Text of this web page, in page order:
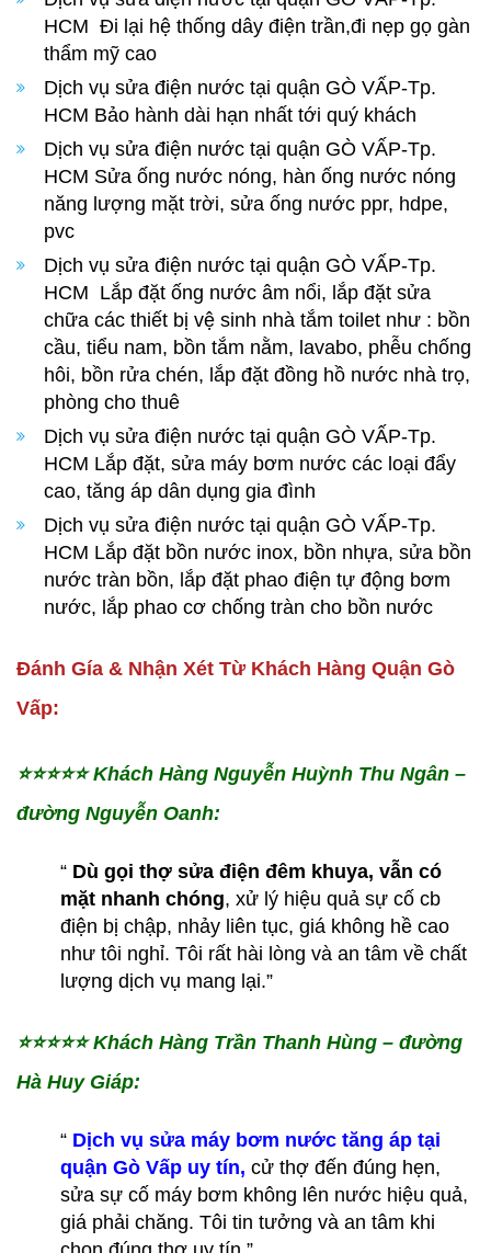
HCM Đi lại hệ thống dây điện trần,đi nẹp gọ gàn
thẩm mỹ cao
Dịch vụ sửa điện nước tại quận GÒ VẤP-Tp.
HCM Bảo hành dài hạn nhất tới quý khách
Dịch vụ sửa điện nước tại quận GÒ VẤP-Tp.
HCM Sửa ống nước nóng, hàn ống nước nóng
năng lượng mặt trời, sửa ống nước ppr, hdpe,
pvc
Dịch vụ sửa điện nước tại quận GÒ VẤP-Tp.
HCM Lắp đặt ống nước âm nổi, lắp đặt sửa
chữa các thiết bị vệ sinh nhà tắm toilet như : bồn
cầu, tiểu nam, bồn tắm nằm, lavabo, phễu chống
hôi, bồn rửa chén, lắp đặt đồng hồ nước nhà trọ,
phòng cho thuê
Dịch vụ sửa điện nước tại quận GÒ VẤP-Tp.
HCM Lắp đặt, sửa máy bơm nước các loại đẩy
cao, tăng áp dân dụng gia đình
Dịch vụ sửa điện nước tại quận GÒ VẤP-Tp.
HCM Lắp đặt bồn nước inox, bồn nhựa, sửa bồn
nước tràn bồn, lắp đặt phao điện tự động bơm
nước, lắp phao cơ chống tràn cho bồn nước
Đánh Gía & Nhận Xét Từ Khách Hàng Quận Gò
Vấp:
⭐️⭐️⭐️⭐️⭐️ Khách Hàng Nguyễn Huỳnh Thu Ngân –
đường Nguyễn Oanh:
“ Dù gọi thợ sửa điện đêm khuya, vẫn có
mặt nhanh chóng, xử lý hiệu quả sự cố cb
điện bị chập, nhảy liên tục, giá không hề cao
như tôi nghỉ. Tôi rất hài lòng và an tâm về chất
lượng dịch vụ mang lại.”
⭐️⭐️⭐️⭐️⭐️ Khách Hàng Trần Thanh Hùng – đường
Hà Huy Giáp:
“ Dịch vụ sửa máy bơm nước tăng áp tại
quận Gò Vấp uy tín, cử thợ đến đúng hẹn,
sửa sự cố máy bơm không lên nước hiệu quả,
giá phải chăng. Tôi tin tưởng và an tâm khi